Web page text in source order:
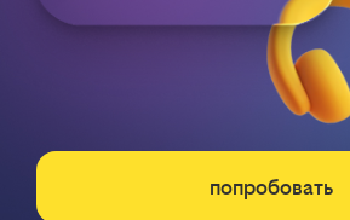
попробовать